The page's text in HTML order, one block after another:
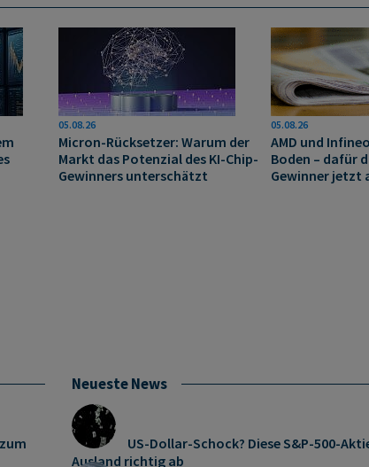
05.08.26
Micron-Rücksetzer: Warum der
Markt das Potenzial des KI-Chip-
Gewinners unterschätzt
05.08.26
AMD und
Boden – dafür
Gewinner jetzt
Neueste News
US-Dollar-Schock? Diese S&P-500-
Ausland richtig ab